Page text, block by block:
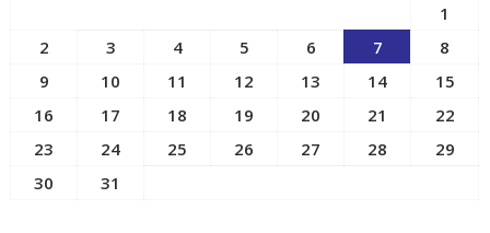
1
2
3 4 5 6 7
8
9
10 11 12 13 14
15
16
17 18 19 20 21
22
23
24 25 26 27 28
29
30
31